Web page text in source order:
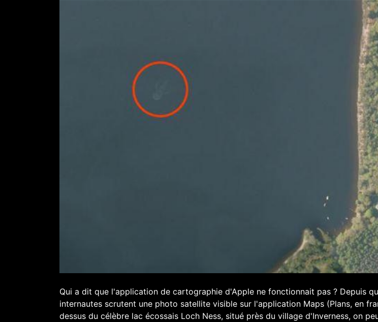
Qui a dit que l'application de cartographie d'Apple ne fonctionnait pas ? Depuis
internautes scrutent une photo satellite visible sur l'application Maps (Plans, en
dessus du célèbre lac écossais Loch Ness, situé près du village d'Inverness, on